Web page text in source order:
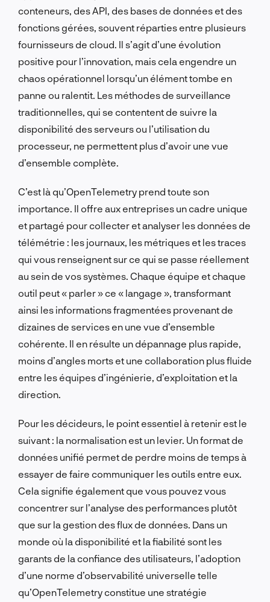
conteneurs, des API, des bases de données et des
fonctions gérées, souvent réparties entre plusieurs
fournisseurs de cloud. Il s’agit d’une évolution
positive pour l’innovation, mais cela engendre un
chaos opérationnel lorsqu’un élément tombe en
panne ou ralentit. Les méthodes de surveillance
traditionnelles, qui se contentent de suivre la
disponibilité des serveurs ou l’utilisation du
processeur, ne permettent plus d’avoir une vue
d’ensemble complète.
C’est là qu’OpenTelemetry prend toute son
importance. Il offre aux entreprises un cadre unique
et partagé pour collecter et analyser les données de
télémétrie : les journaux, les métriques et les traces
qui vous renseignent sur ce qui se passe réellement
au sein de vos systèmes. Chaque équipe et chaque
outil peut « parler » ce « langage », transformant
ainsi les informations fragmentées provenant de
dizaines de services en une vue d’ensemble
cohérente. Il en résulte un dépannage plus rapide,
moins d’angles morts et une collaboration plus fluide
entre les équipes d’ingénierie, d’exploitation et la
direction.
Pour les décideurs, le point essentiel à retenir est le
suivant : la normalisation est un levier. Un format de
données unifié permet de perdre moins de temps à
essayer de faire communiquer les outils entre eux.
Cela signifie également que vous pouvez vous
concentrer sur l’analyse des performances plutôt
que sur la gestion des flux de données. Dans un
monde où la disponibilité et la fiabilité sont les
garants de la confiance des utilisateurs, l’adoption
d’une norme d’observabilité universelle telle
qu’OpenTelemetry constitue une stratégie